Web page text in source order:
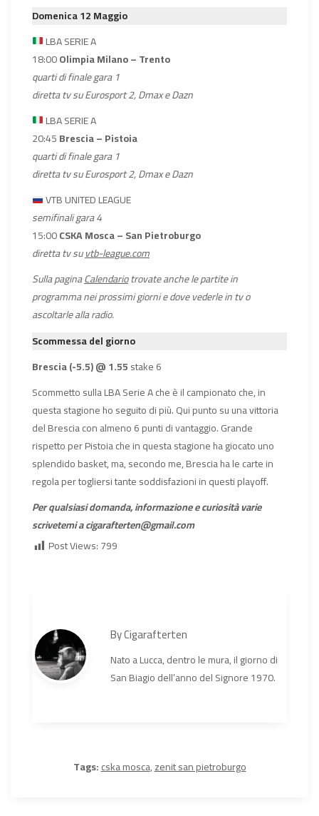
Domenica 12 Maggio
LBA SERIE A
18:00Olimpia Milano – Trento
quarti di finale gara 1
diretta tv su Eurosport 2, Dmax e Dazn
LBA SERIE A
20:45Brescia – Pistoia
quarti di finale gara 1
diretta tv su Eurosport 2, Dmax e Dazn
VTB UNITED LEAGUE
semifinali gara 4
15:00CSKA Mosca – San Pietroburgo
diretta tv suvtb-league.com
Sulla paginaCalendariotrovate anche le partite in
programma nei prossimi giorni e dove vederle in tv o
ascoltarle alla radio.
Scommessa del giorno
Brescia (-5.5) @ 1.55stake 6
Scommetto sulla LBA Serie A che è il campionato che, in
questa stagione ho seguito di più. Qui punto su una vittoria
del Brescia con almeno 6 punti di vantaggio. Grande
rispetto per Pistoia che in questa stagione ha giocato uno
splendido basket, ma, secondo me, Brescia ha le carte in
regola per togliersi tante soddisfazioni in questi playoff.
Per qualsiasi domanda, informazione e curiosità varie
scrivetemi a cigarafterten@gmail.com
Post Views:799
ByCigarafterten
Nato a Lucca, dentro le mura, il giorno di
San Biagio dell’anno del Signore 1970.
Tags:cska mosca,zenit san pietroburgo